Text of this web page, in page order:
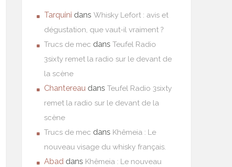
Tarquini dans Whisky Lefort : avis et
dégustation, que vaut-il vraiment ?
Trucs de mec dans Teufel Radio
3sixty remet la radio sur le devant de
la scène
Chantereau dans Teufel Radio 3sixty
remet la radio sur le devant de la
scène
Trucs de mec dans Khêmeia : Le
nouveau visage du whisky français.
Abad dans Khêmeia : Le nouveau